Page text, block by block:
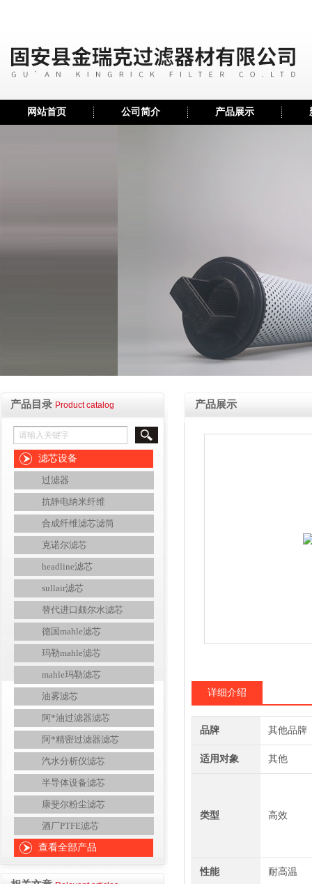
网站首页 公司简介 产品展示
产品目录 Product catalog
滤芯设备
过滤器
抗静电纳米纤维
合成纤维滤芯滤筒
克诺尔滤芯
headline滤芯
sullair滤芯
替代进口颇尔水滤芯
德国mahle滤芯
玛勒mahle滤芯
mahle玛勒滤芯
油雾滤芯
阿*油过滤器滤芯
阿*精密过滤器滤芯
汽水分析仪滤芯
半导体设备滤芯
康斐尔粉尘滤芯
酒厂PTFE滤芯
查看全部产品
产品展示
详细介绍
品牌 其他品牌
适用对象 其他
类型 高效
性能 耐高温